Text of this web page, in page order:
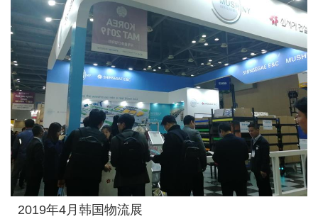
2019年4月韩国物流展